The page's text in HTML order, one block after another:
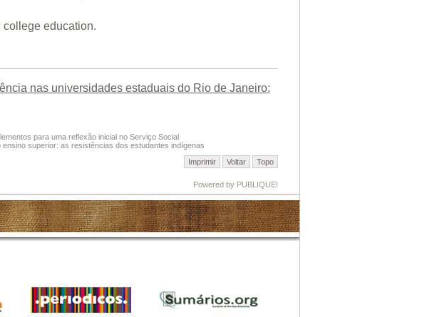
education.
nas universidades estaduais do Rio de Janeiro:
para uma reflexão inicial no Serviço Social
superior: as resistências dos estudantes indígenas
Imprimir
Voltar Topo
Powered by PUBLIQUE!